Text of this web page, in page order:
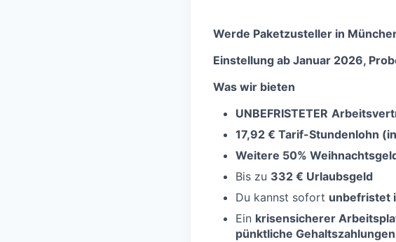
Werde Paketzusteller in
Einstellung ab Januar 2026,
Was wir bieten
UNBEFRISTETER
17,92 € Tarif-Stundenlohn (
Weitere 50%
Bis zu 332 € Urlaubsgeld
Du kannst sofort unbefristet
Ein krisensicherer
pünktliche Gehaltszahlungen